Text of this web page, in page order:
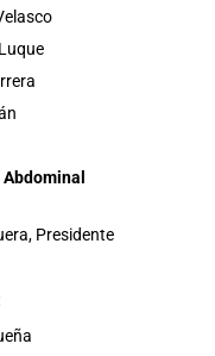
Presidente